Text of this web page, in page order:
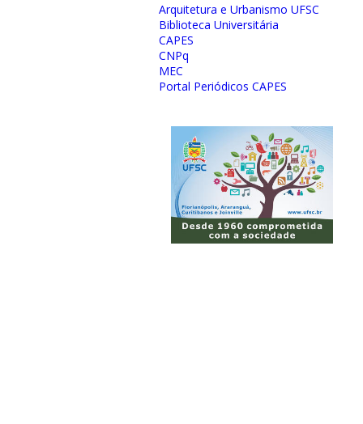
Arquitetura e Urbanismo UFSC
Biblioteca Universitária
CAPES
CNPq
MEC
Portal Periódicos CAPES